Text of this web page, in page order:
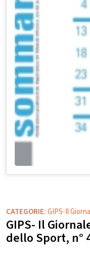
CATEGORIE:GIPS-Il
GIPS- Il
dello Sport, n°